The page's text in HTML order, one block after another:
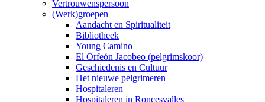
Vertrouwenspersoon
(Werk)groepen
Aandacht en Spiritualiteit
Bibliotheek
Young Camino
El Orfeón Jacobeo (pelgrimskoor)
Geschiedenis en Cultuur
Het nieuwe pelgrimeren
Hospitaleren
Hospitaleren in Roncesvalles